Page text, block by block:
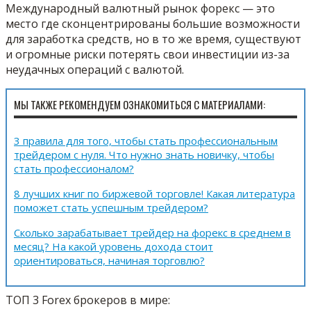
Международный валютный рынок форекс — это
место где сконцентрированы большие возможности
для заработка средств, но в то же время, существуют
и огромные риски потерять свои инвестиции из-за
неудачных операций с валютой.
МЫ ТАКЖЕ РЕКОМЕНДУЕМ ОЗНАКОМИТЬСЯ С МАТЕРИАЛАМИ:
3 правила для того, чтобы стать профессиональным
трейдером с нуля. Что нужно знать новичку, чтобы
стать профессионалом?
8 лучших книг по биржевой торговле! Какая литература
поможет стать успешным трейдером?
Сколько зарабатывает трейдер на форекс в среднем в
месяц? На какой уровень дохода стоит
ориентироваться, начиная торговлю?
ТОП 3 Forex брокеров в мире: